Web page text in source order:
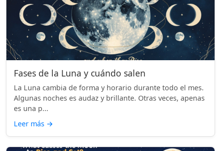
Fases de la Luna y cuándo salen
La Luna cambia de forma y horario durante todo el mes.
Algunas noches es audaz y brillante. Otras veces, apenas
es una p...
Leer más →